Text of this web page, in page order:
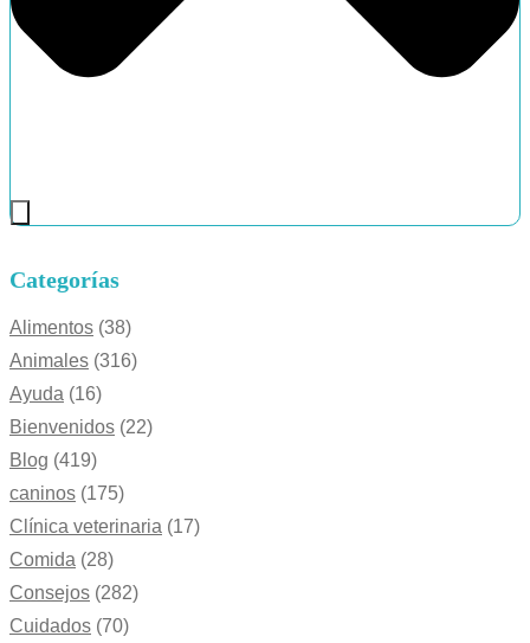
Categorías
Alimentos (38)
Animales (316)
Ayuda (16)
Bienvenidos (22)
Blog (419)
caninos (175)
Clínica veterinaria (17)
Comida (28)
Consejos (282)
Cuidados (70)